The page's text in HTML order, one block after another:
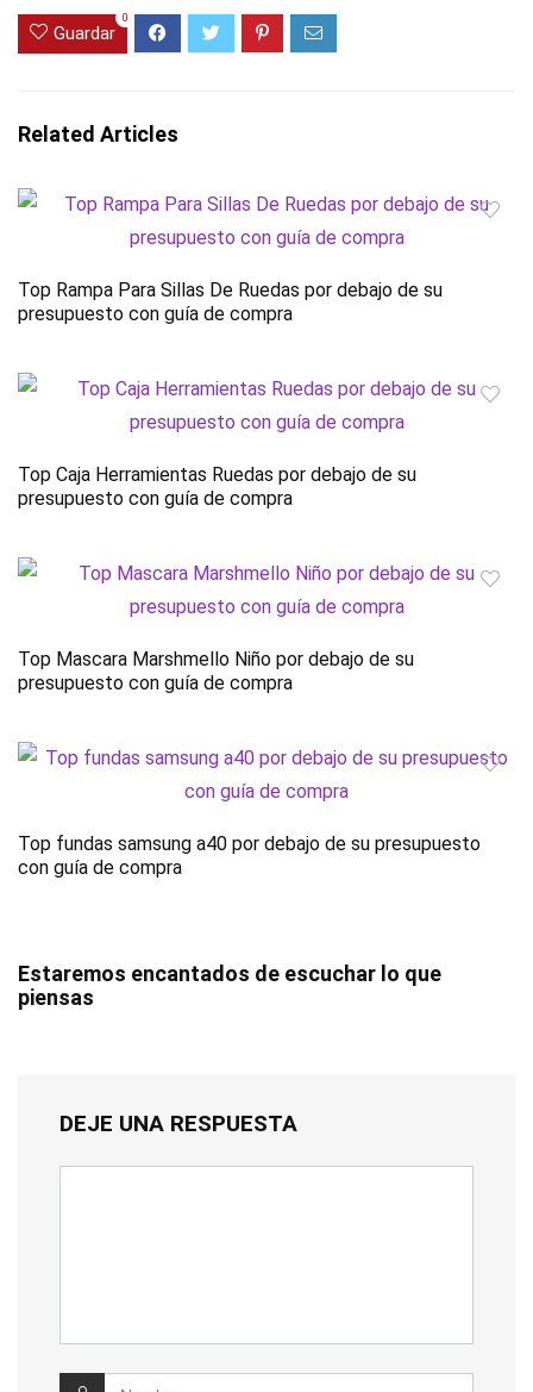
Guardar
0
Related Articles
Top Rampa Para Sillas De Ruedas por debajo de su
presupuesto con guía de compra
Top Caja Herramientas Ruedas por debajo de su
presupuesto con guía de compra
Top Mascara Marshmello Niño por debajo de su
presupuesto con guía de compra
Top fundas samsung a40 por debajo de su presupuesto
con guía de compra
Estaremos encantados de escuchar lo que
piensas
DEJE UNA RESPUESTA